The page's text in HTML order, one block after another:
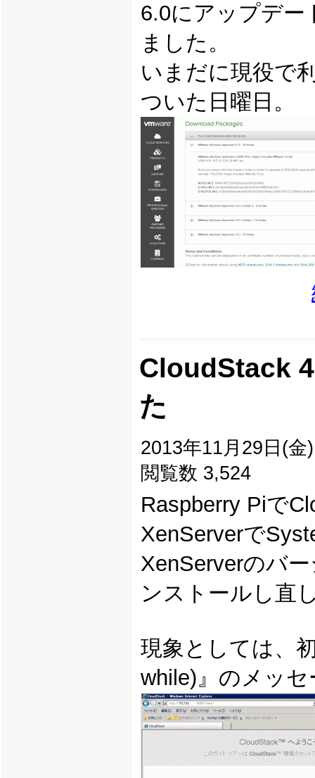
6.0にアップデー
ました。
いまだに現役で
ついた日曜日。
CloudStack
た
2013年11月29日(金
閲覧数 3,524
Raspberry Piで
XenServerで
XenServerのバ
ンストールし直
現象としては、
while)』のメッ